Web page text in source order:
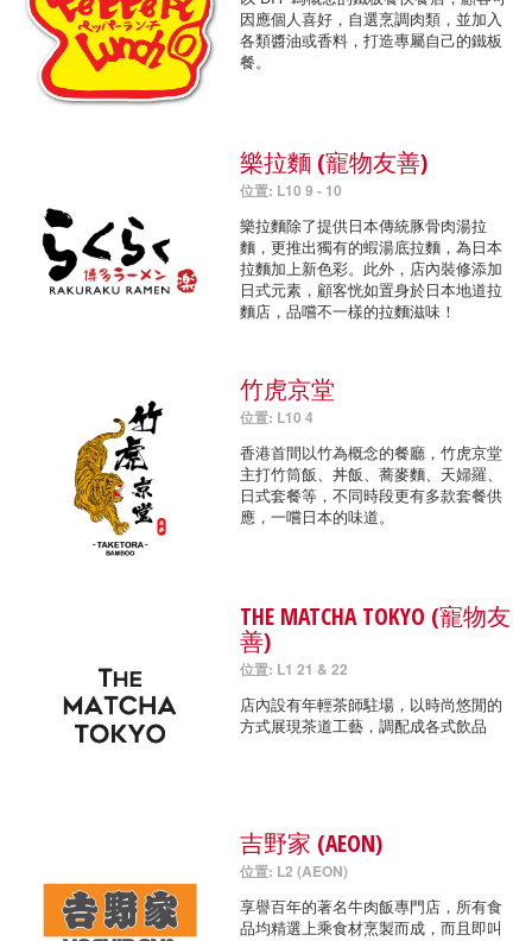
因應個人喜好，自選烹調肉類，並加入
各類醬油或香料，打造專屬自己的鐵板
餐。
樂拉麵 (寵物友善)
位置: L10 9 - 10
樂拉麵除了提供日本傳統豚骨肉湯拉
麵，更推出獨有的蝦湯底拉麵，為日本
拉麵加上新色彩。此外，店內裝修添加
日式元素，顧客恍如置身於日本地道拉
麵店，品嚐不一樣的拉麵滋味！
竹虎京堂
位置: L10 4
香港首間以竹為概念的餐廳，竹虎京堂
主打竹筒飯、丼飯、蕎麥麵、天婦羅、
日式套餐等，不同時段更有多款套餐供
應，一嚐日本的味道。
THE MATCHA TOKYO (寵物友
善)
位置: L1 21 & 22
店內設有年輕茶師駐場，以時尚悠閒的
方式展現茶道工藝，調配成各式飲品
吉野家 (AEON)
位置: L2 (AEON)
享譽百年的著名牛肉飯專門店，所有食
品均精選上乘食材烹製而成，而且即叫